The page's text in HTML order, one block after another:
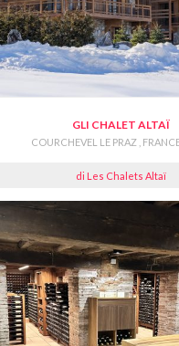
GLI CHALET ALTAÏ
COURCHEVEL LE PRAZ ,
di Les Chalets Altaï